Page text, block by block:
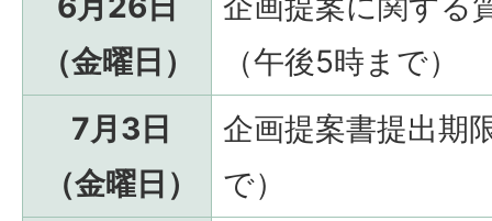
（金曜日）
（午後5時まで）
7月3日
（金曜日）
企画提案書提出期
で）